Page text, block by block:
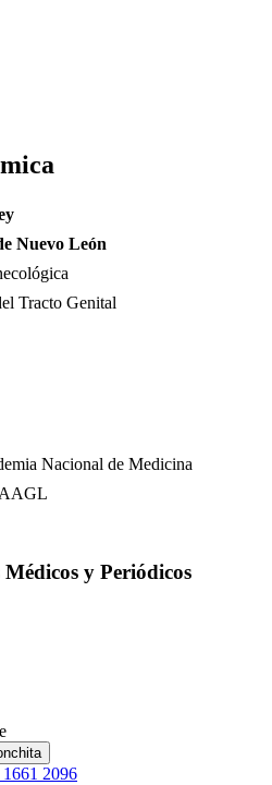
Nuevo León
Tracto Genital
Nacional de Medicina
y Periódicos
1661 2096